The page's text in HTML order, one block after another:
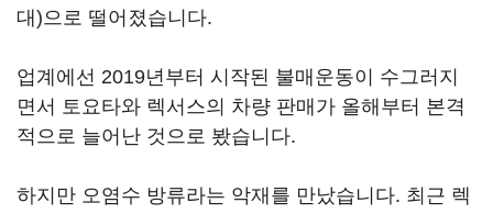
대)으로 떨어졌습니다.
업계에선 2019년부터 시작된 불매운동이 수그러지
면서 토요타와 렉서스의 차량 판매가 올해부터 본격
적으로 늘어난 것으로 봤습니다.
하지만 오염수 방류라는 악재를 만났습니다. 최근 렉